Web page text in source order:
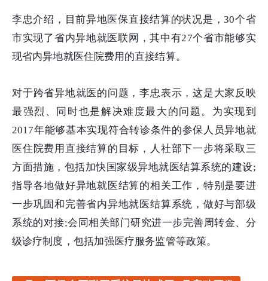
李忠介绍，目前异地医保直接结算的状况是，30个省
市实现了省内异地就医联网，其中有27个省市能够实
现省内异地就医住院费用的直接结算。
对于跨省异地就医的问题，李忠表示，这是大家反映
最强烈、同时也是解决难度最大的问题。为实现到
2017年能够基本实现符合转诊条件的参保人员异地就
医住院费用直接结算的目标，人社部下一步将采取三
方面措施，包括加快国家级异地就医结算系统的建设;
指导各地做好异地就医结算的相关工作，特别是要进
一步巩固和完善省内异地就医结算系统，做好与部级
系统的对接;会同相关部门研究进一步完善周转金、分
级诊疗制度，包括加强医疗服务监管等政策。